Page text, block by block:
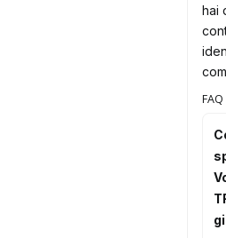
hai
FAQ